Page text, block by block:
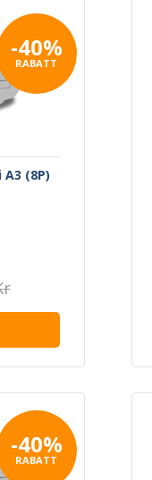
-40%
RABATT
(8P)
-40%
RABATT